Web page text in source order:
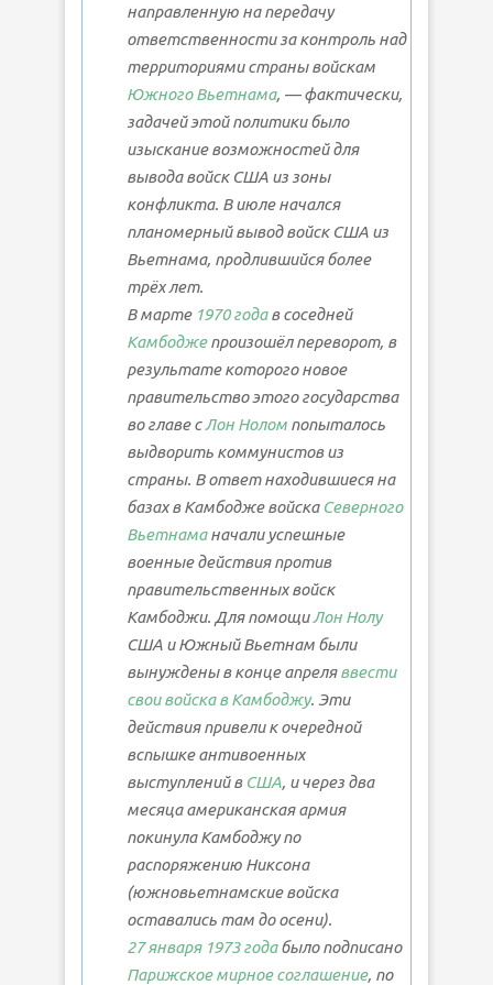
направленную на передачу
ответственности за контроль над
территориями страны войскам
Южного Вьетнама, — фактически,
задачей этой политики было
изыскание возможностей для
вывода войск США из зоны
конфликта. В июле начался
планомерный вывод войск США из
Вьетнама, продлившийся более
трёх лет.
В марте 1970 годав соседней
Камбоджепроизошёл переворот, в
результате которого новое
правительство этого государства
во главе сЛон Нолом попыталось
выдворить коммунистов из
страны. В ответ находившиеся на
базах в Камбодже войска Северного
Вьетнаманачали успешные
военные действия против
правительственных войск
Камбоджи. Для помощиЛон Нолу
США и Южный Вьетнам были
вынуждены в конце апреляввести
свои войска в Камбоджу. Эти
действия привели к очередной
вспышке антивоенных
выступлений в США, и через два
месяца американская армия
покинула Камбоджу по
распоряжению Никсона
(южновьетнамские войска
оставались там до осени).
27 января 1973 годабыло подписано
Парижское мирное соглашение, по